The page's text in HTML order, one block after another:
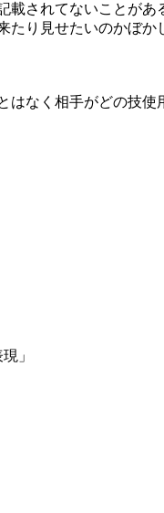
載されてないことがあ
たり見せたいのかぼか
なく相手がどの技
」